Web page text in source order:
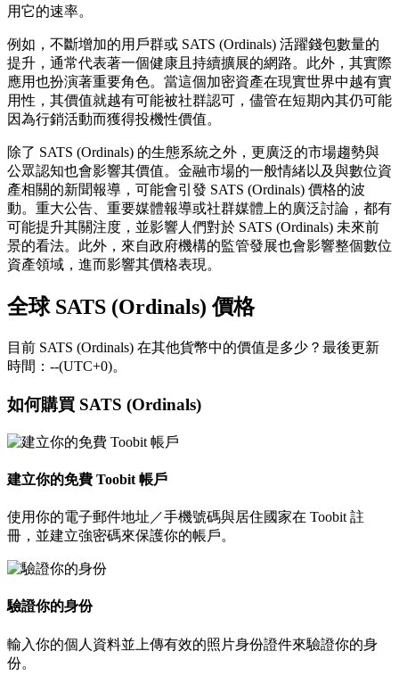
用它的速率。
例如，不斷增加的用戶群或 SATS (Ordinals) 活躍錢包數量的
提升，通常代表著一個健康且持續擴展的網路。此外，其實際
應用也扮演著重要角色。當這個加密資產在現實世界中越有實
用性，其價值就越有可能被社群認可，儘管在短期內其仍可能
因為行銷活動而獲得投機性價值。
除了 SATS (Ordinals) 的生態系統之外，更廣泛的市場趨勢與
公眾認知也會影響其價值。金融市場的一般情緒以及與數位資
產相關的新聞報導，可能會引發 SATS (Ordinals) 價格的波
動。重大公告、重要媒體報導或社群媒體上的廣泛討論，都有
可能提升其關注度，並影響人們對於 SATS (Ordinals) 未來前
景的看法。此外，來自政府機構的監管發展也會影響整個數位
資產領域，進而影響其價格表現。
全球 SATS (Ordinals) 價格
目前 SATS (Ordinals) 在其他貨幣中的價值是多少？最後更新
時間：--(UTC+0)。
如何購買 SATS (Ordinals)
建立你的免費 Toobit 帳戶
使用你的電子郵件地址／手機號碼與居住國家在 Toobit 註
冊，並建立強密碼來保護你的帳戶。
驗證你的身份
輸入你的個人資料並上傳有效的照片身份證件來驗證你的身
份。